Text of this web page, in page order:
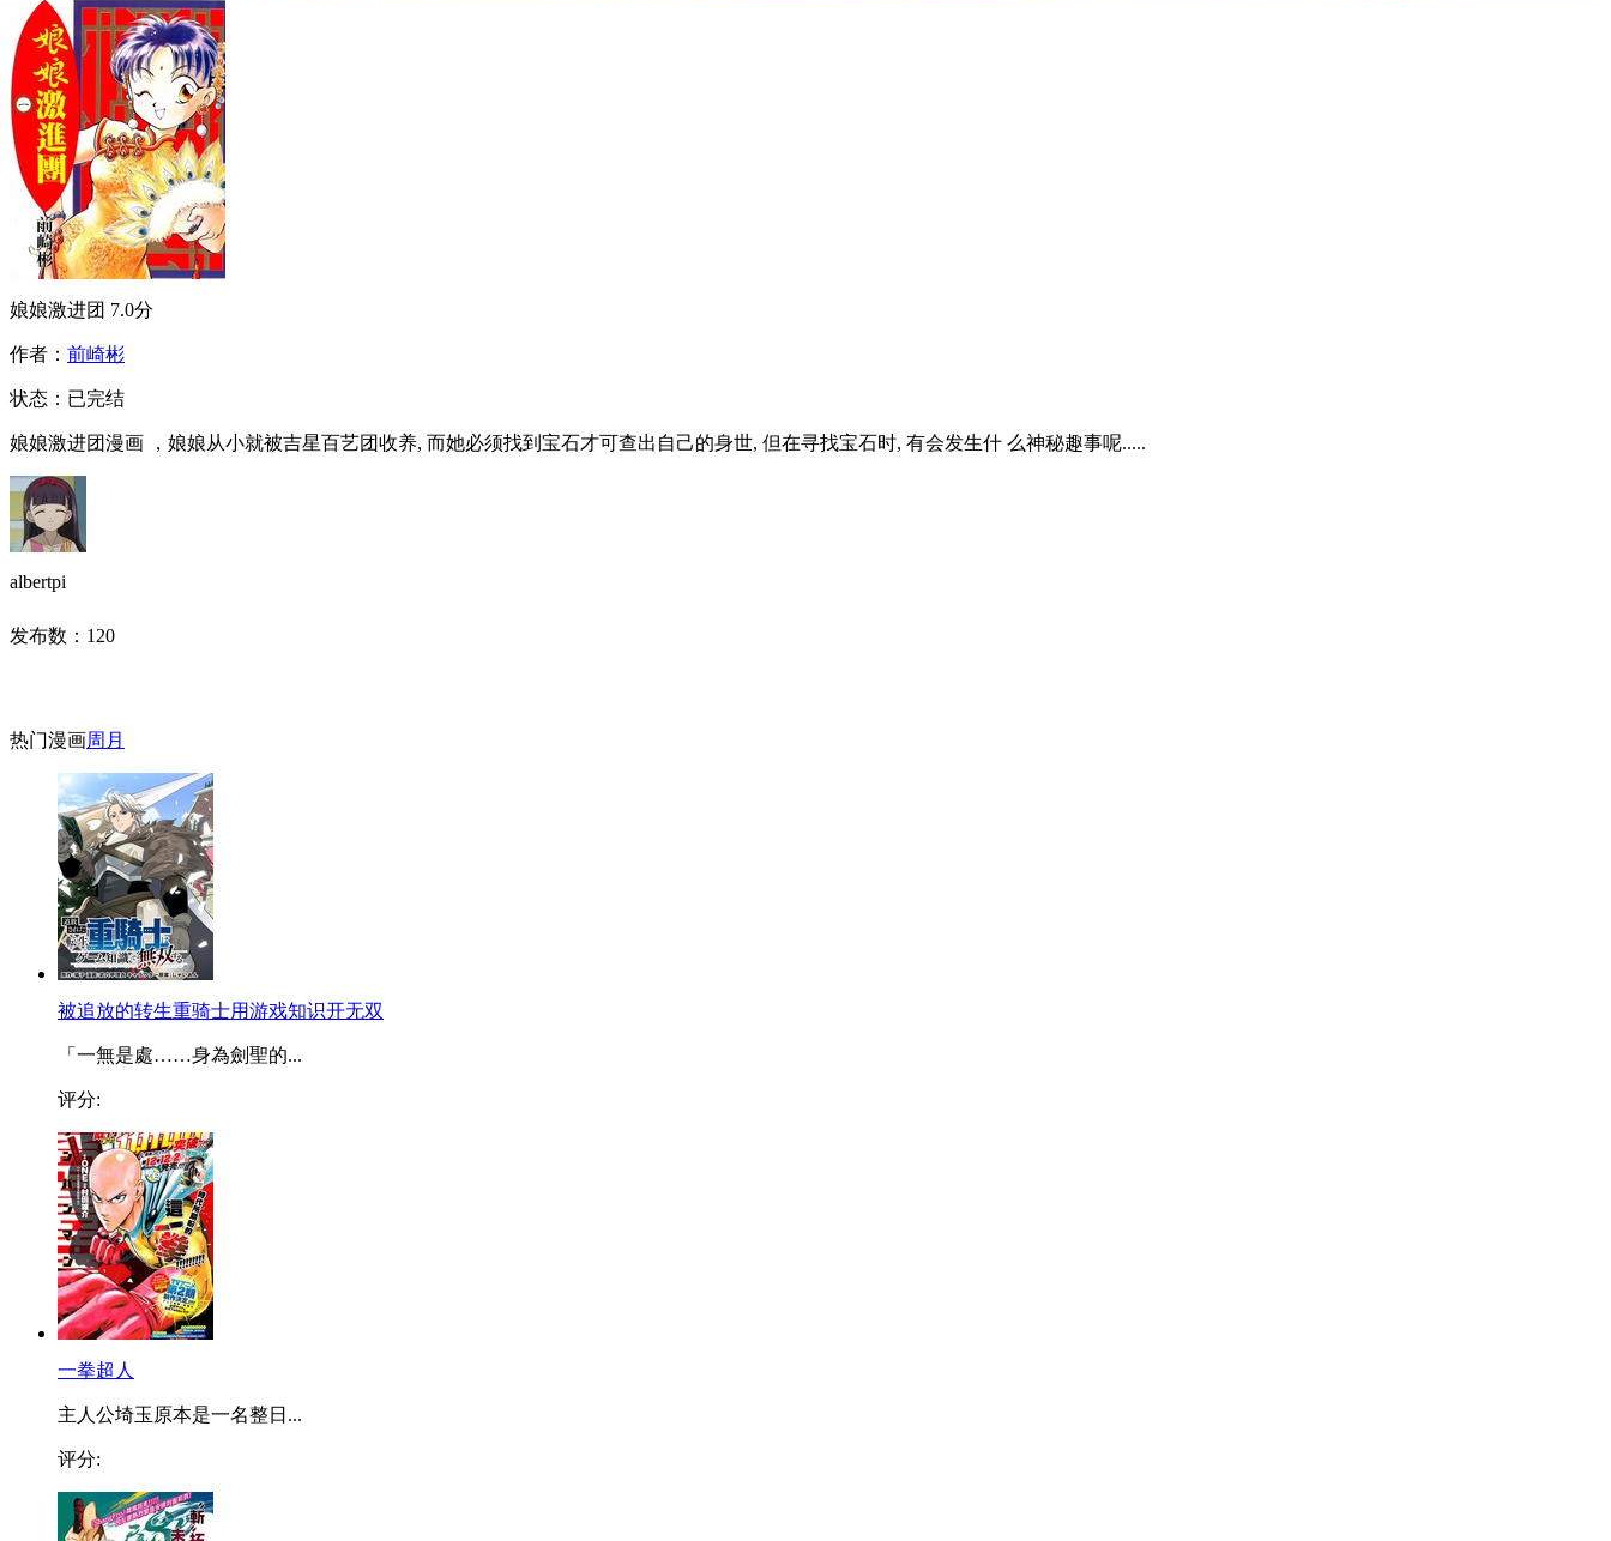
娘娘激进团 7.0分
作者： 前崎彬
状态： 已完结
娘娘激进团漫画 ，娘娘从小就被吉星百艺团收养, 而她必须找到宝石才可查出自己的身世, 但在寻找宝石时, 有会发生什 么神秘趣事呢.....
albertpi
发布数： 120
热门漫画周 月
被追放的转生重骑士用游戏知识开无双
「一無是處……身為劍聖的...
评分:
一拳超人
主人公埼玉原本是一名整日...
评分: